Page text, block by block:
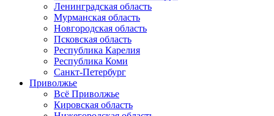
Ленинградская область
Мурманская область
Новгородская область
Псковская область
Республика Карелия
Республика Коми
Санкт-Петербург
Приволжье
Всё Приволжье
Кировская область